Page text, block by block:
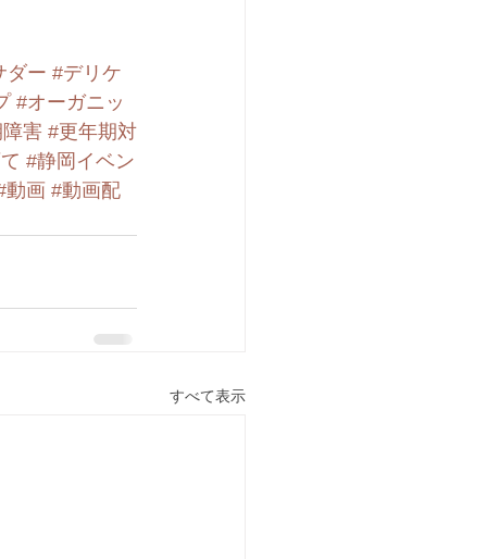
ダー #デリケ
#オーガニッ
害 #更年期対
#静岡イベン
動画 #動画配
すべて表示